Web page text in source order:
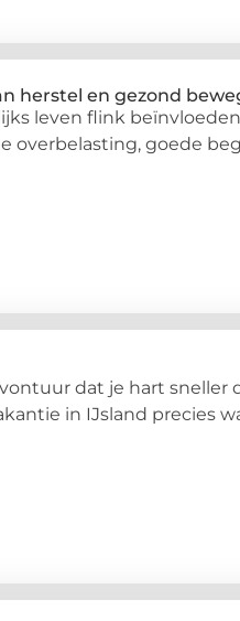
herstel en gezond
leven flink
overbelasting, goede
dat je hart sneller
in IJsland precies